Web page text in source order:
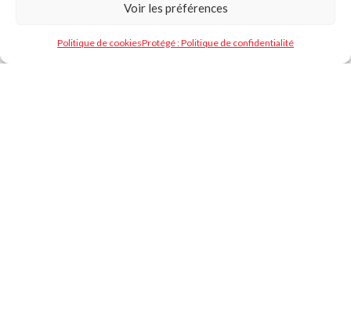
Voir les préférences
Politique de cookiesProtégé : Politique de confidentialité